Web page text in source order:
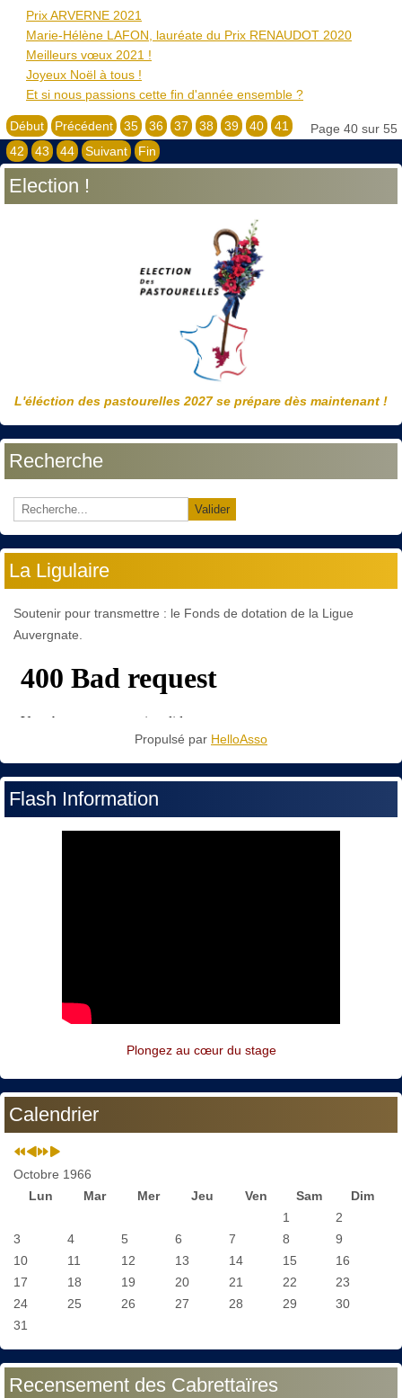
Prix ARVERNE 2021
Marie-Hélène LAFON, lauréate du Prix RENAUDOT 2020
Meilleurs vœux 2021 !
Joyeux Noël à tous !
Et si nous passions cette fin d'année ensemble ?
Page 40 sur 55
Début Précédent 35 36 37 38 39 40
41
42
43 44 Suivant Fin
Election !
L'éléction des pastourelles 2027 se prépare dès maintenant !
Recherche
Valider
La Ligulaire
Soutenir pour transmettre : le Fonds de dotation de la Ligue
Auvergnate.
Propulsé par HelloAsso
Flash Information
Plongez au cœur du stage
Calendrier
Octobre 1966
Lun
Mar Mer Jeu Ven Sam
Dim
1
2
3
4 5 6 7 8
9
10
11 12 13 14 15
16
17
18 19 20 21 22
23
24
25 26 27 28 29
30
31
Recensement des Cabrettaïres